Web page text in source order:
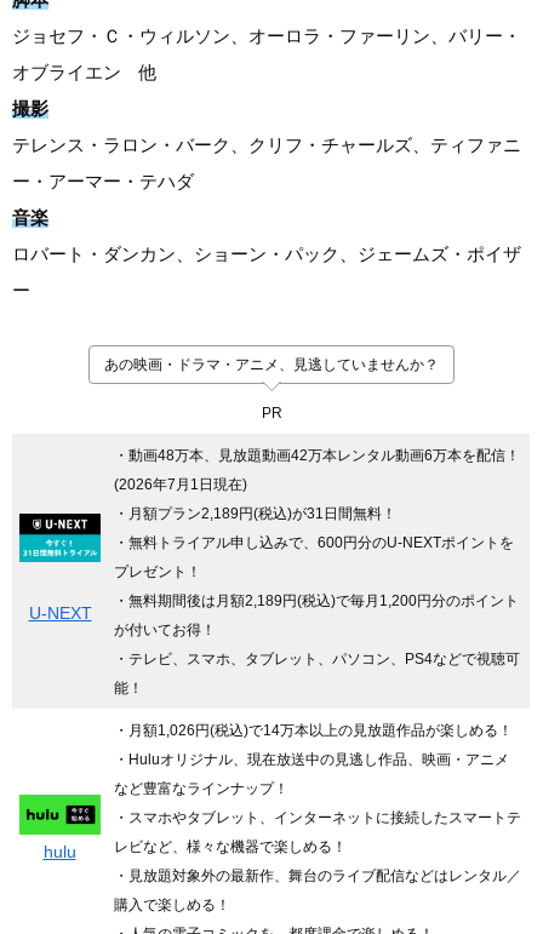
ジョセフ・Ｃ・ウィルソン、オーロラ・ファーリン、バリー・
オブライエン 他
撮影
テレンス・ラロン・バーク、クリフ・チャールズ、ティファニ
ー・アーマー・テハダ
音楽
ロバート・ダンカン、ショーン・パック、ジェームズ・ポイザ
ー
あの映画・ドラマ・アニメ、見逃していませんか？
PR
U-NEXT
・動画48万本、見放題動画42万本レンタル動画6万本を配信！
(2026年7月1日現在)
・月額プラン2,189円(税込)が31日間無料！
・無料トライアル申し込みで、600円分のU-NEXTポイントを
プレゼント！
・無料期間後は月額2,189円(税込)で毎月1,200円分のポイント
が付いてお得！
・テレビ、スマホ、タブレット、パソコン、PS4などで視聴可
能！
hulu
・月額1,026円(税込)で14万本以上の見放題作品が楽しめる！
・Huluオリジナル、現在放送中の見逃し作品、映画・アニメ
など豊富なラインナップ！
・スマホやタブレット、インターネットに接続したスマートテ
レビなど、様々な機器で楽しめる！
・見放題対象外の最新作、舞台のライブ配信などはレンタル／
購入で楽しめる！